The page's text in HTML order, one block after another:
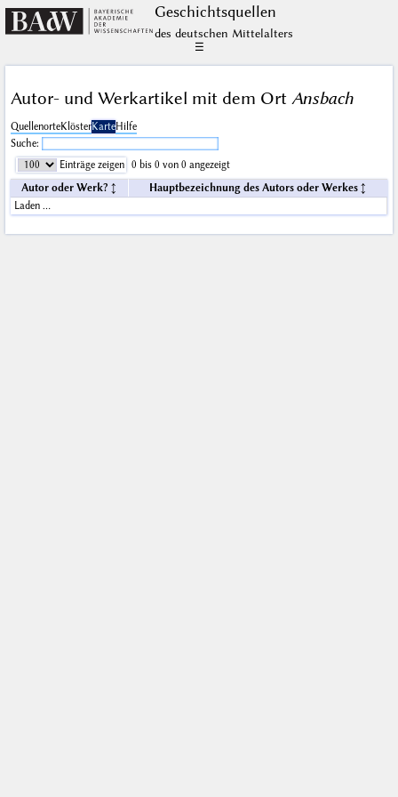
Geschichts­quellen
des deutschen Mittelalters
☰
Autor- und Werkartikel mit dem Ort Ansbach
QuellenorteKlösterKarteHilfe
Suche:
Einträge zeigen
0 bis 0 von 0 angezeigt
Autor oder Werk?
Hauptbezeichnung des Autors oder Werkes
Laden …